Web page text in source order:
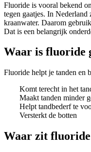
Fluoride is vooral bekend
tegen gaatjes. In
kraanwater. Daarom
Dat is een belangrijk
Waar is fluoride
Fluoride helpt je tanden en
Komt terecht in het
Maakt tanden minder
Helpt tandbederf te
Versterkt de botten
Waar zit